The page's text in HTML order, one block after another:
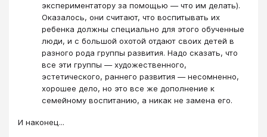
экспериментатору за помощью ― что им делать).
Оказалось, они считают, что воспитывать их
ребенка должны специально для этого обученные
люди, и с большой охотой отдают своих детей в
разного рода группы развития. Надо сказать, что
все эти группы ― художественного,
эстетического, раннего развития ― несомненно,
хорошее дело, но это все же дополнение к
семейному воспитанию, а никак не замена его.
И наконец...